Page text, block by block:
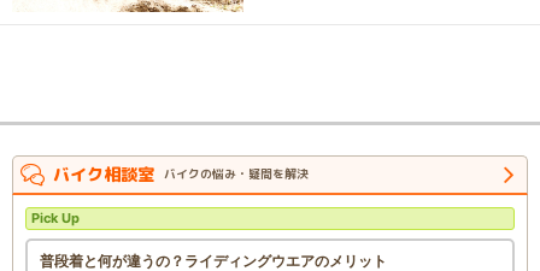
バイク相談室 バイクの悩み・疑問を解決
Pick Up
普段着と何が違うの？ライディングウエアのメリット